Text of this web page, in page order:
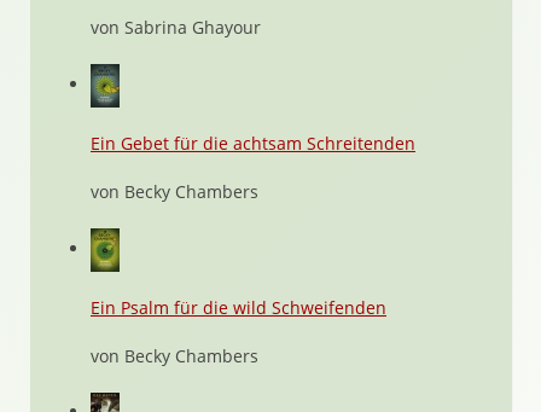
von Sabrina Ghayour
Ein Gebet für die achtsam Schreitenden
von Becky Chambers
Ein Psalm für die wild Schweifenden
von Becky Chambers